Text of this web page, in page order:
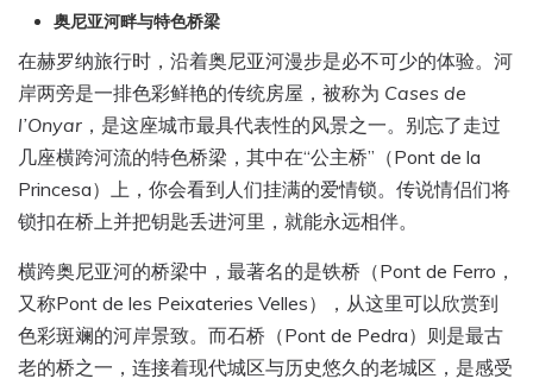
奥尼亚河畔与特色桥梁
在赫罗纳旅行时，沿着奥尼亚河漫步是必不可少的体验。河
岸两旁是一排色彩鲜艳的传统房屋，被称为 Cases de
l’Onyar ，是这座城市最具代表性的风景之一。别忘了走过
几座横跨河流的特色桥梁，其中在“公主桥”（Pont de la
Princesa）上，你会看到人们挂满的爱情锁。传说情侣们将
锁扣在桥上并把钥匙丢进河里，就能永远相伴。
横跨奥尼亚河的桥梁中，最著名的是铁桥（Pont de Ferro，
又称Pont de les Peixateries Velles），从这里可以欣赏到
色彩斑斓的河岸景致。而石桥（Pont de Pedra）则是最古
老的桥之一，连接着现代城区与历史悠久的老城区，是感受